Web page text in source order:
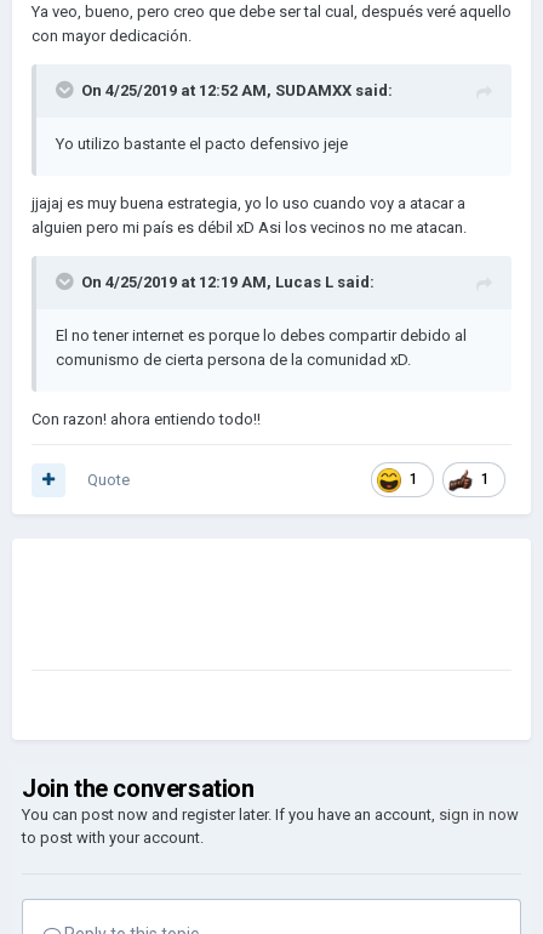
Ya veo, bueno, pero creo que debe ser tal cual, después veré aquello
con mayor dedicación.
On 4/25/2019 at 12:52 AM, SUDAMXX said:
Yo utilizo bastante el pacto defensivo jeje
jjajaj es muy buena estrategia, yo lo uso cuando voy a atacar a
alguien pero mi país es débil xD Asi los vecinos no me atacan.
On 4/25/2019 at 12:19 AM, Lucas L said:
El no tener internet es porque lo debes compartir debido al
comunismo de cierta persona de la comunidad xD.
Con razon! ahora entiendo todo!!
1 1
Quote
Join the conversation
You can post now and register later. If you have an account, sign in now
to post with your account.